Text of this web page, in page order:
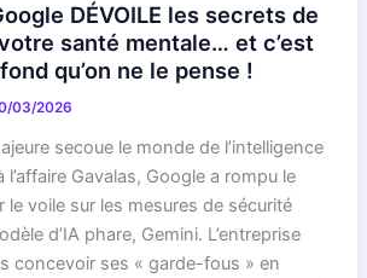
DÉVOILE les secrets de
santé mentale… et c’est
qu’on ne le pense !
03/2026
secoue le monde de l’intelligence
l’affaire Gavalas, Google a rompu le
le voile sur les mesures de sécurité
d’IA phare, Gemini. L’entreprise
concevoir ses « garde-fous » en